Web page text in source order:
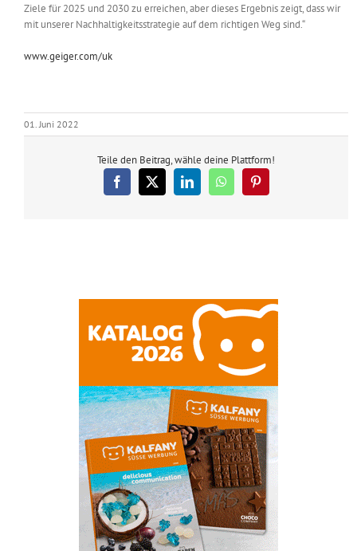
Ziele für 2025 und 2030 zu erreichen, aber dieses Ergebnis zeigt, dass wir
mit unserer Nachhaltigkeitsstrategie auf dem richtigen Weg sind.“
www.geiger.com/uk
01. Juni 2022
Teile den Beitrag, wähle deine Plattform!
Facebook
X LinkedInWhatsAppPinterest